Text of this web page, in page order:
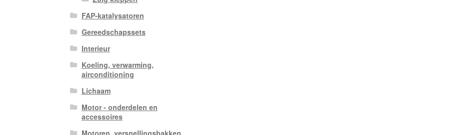
FAP-katalysatoren
Gereedschapssets
Interieur
Koeling, verwarming,
airconditioning
Lichaam
Motor - onderdelen en
accessoires